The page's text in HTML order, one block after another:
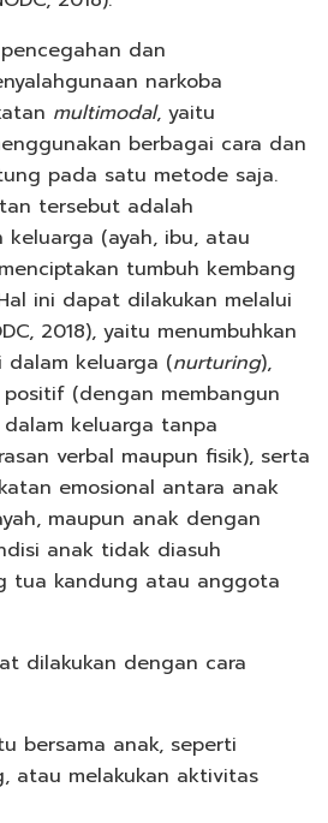
dan
narkoba
multimodal, yaitu
berbagai cara dan
pada satu metode saja.
tersebut adalah
keluarga (ayah, ibu, atau
tumbuh kembang
ini dapat dilakukan melalui
2018), yaitu menumbuhkan
dalam keluarga (nurturing),
(dengan membangun
keluarga tanpa
verbal maupun fisik), serta
emosional antara anak
maupun anak dengan
anak tidak diasuh
tua kandung atau anggota
dilakukan dengan cara
bersama anak, seperti
atau melakukan aktivitas